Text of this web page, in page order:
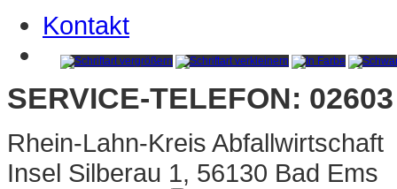
Kontakt
SERVICE-TELEFON:
Rhein-Lahn-Kreis Abfallwirtschaft
Insel Silberau 1, 56130 Bad Ems